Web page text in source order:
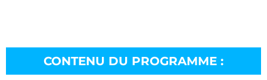
CONTENU DU PROGRAMME :